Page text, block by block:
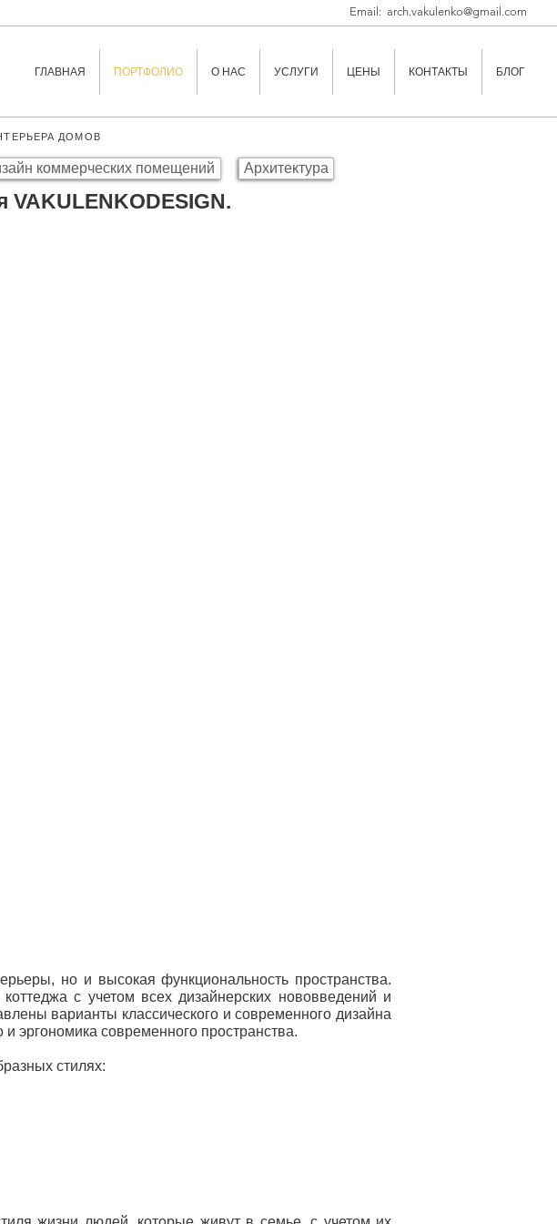
ГЛАВНАЯ ПОРТФОЛИО О НАС УСЛУГИ ЦЕНЫ КОНТАКТЫ БЛОГ
Email: arch.vakulenko@gmail.com
ДОМОВ
коммерческих помещений Архитектура
но и высокая функциональность пространства.
с учетом всех дизайнерских нововведений и
варианты классического и современного дизайна
эргономика современного пространства.
стилях: